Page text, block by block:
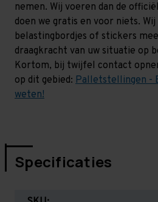
nemen. Wij voeren dan de
doen we gratis en voor niets.
belastingbordjes of stickers
draagkracht van uw situatie op
Kortom, bij twijfel contact
op dit gebied: Palletstellingen -
weten!
Specificaties